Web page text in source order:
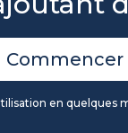
en quelques